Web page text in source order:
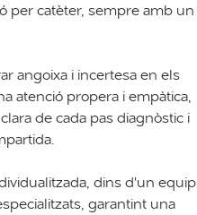
per catèter, sempre amb un
angoixa i incertesa en els
atenció propera i empàtica,
de cada pas diagnòstic i
dins d'un equip
garantint una